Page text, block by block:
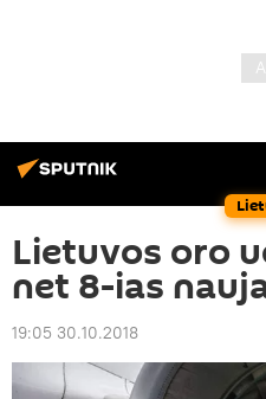
Lietuvos oro
net 8-ias
19:05 30.10.2018